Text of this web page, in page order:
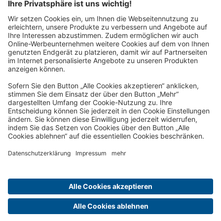
Wir schicken Ihnen zukünftig unsere schönsten Reisen gerne
per Post nach Hause!
Jetzt anfordern!
Reisepost per E-Mail-Newsletter:
Wir schicken Ihnen zukünftig unsere schönsten Reisen gerne
per E-Mail!
Jetzt anmelden!
Datenschutz und Cookie-Richtlinie
Cookie-Einstellungen
Reiseversicherung
Barrierefreiheit
Ich zahle meine Reise
Jobs